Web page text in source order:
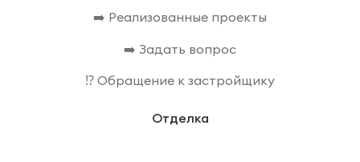
➡️ Реализованные проекты
➡️ Задать вопрос
⁉️ Обращение к застройщику
Отделка